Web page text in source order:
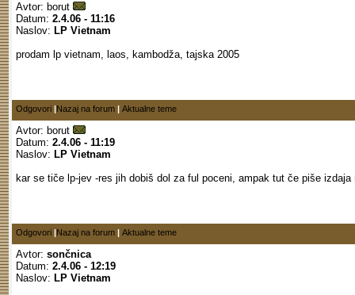
Avtor: borut
Datum: 2.4.06 - 11:16
Naslov: LP Vietnam
prodam lp vietnam, laos, kambodža, tajska 2005
Odgovori |Nazaj na forum | Aktualne teme
Avtor: borut
Datum: 2.4.06 - 11:19
Naslov: LP Vietnam
kar se tiče lp-jev -res jih dobiš dol za ful poceni, ampak tut če piše
Odgovori |Nazaj na forum | Aktualne teme
Avtor: sončnica
Datum: 2.4.06 - 12:19
Naslov: LP Vietnam